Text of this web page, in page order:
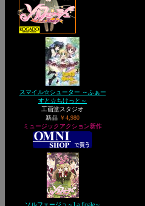
スマイル☆シューター ～ふぁー
すと☆ちけっと～
工画堂スタジオ
新品 ￥4,980
ミュージックアクション新作
ソルフェージュ～La finale～